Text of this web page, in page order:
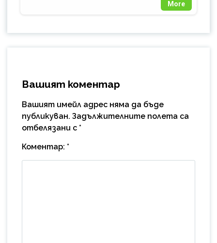
More
Вашият коментар
Вашият имейл адрес няма да бъде
публикуван. Задължителните полета са
отбелязани с *
Коментар: *